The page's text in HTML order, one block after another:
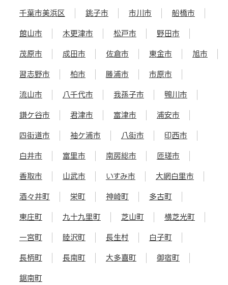
千葉市美浜区 銚子市 市川市 船橋市
館山市 木更津市 松戸市 野田市
茂原市 成田市 佐倉市 東金市 旭市
習志野市 柏市 勝浦市 市原市
流山市 八千代市 我孫子市 鴨川市
鎌ケ谷市 君津市 富津市 浦安市
四街道市 袖ケ浦市 八街市 印西市
白井市 富里市 南房総市 匝瑳市
香取市 山武市 いすみ市 大網白里市
酒々井町 栄町 神崎町 多古町
東庄町 九十九里町 芝山町 横芝光町
一宮町 睦沢町 長生村 白子町
長柄町 長南町 大多喜町 御宿町
鋸南町